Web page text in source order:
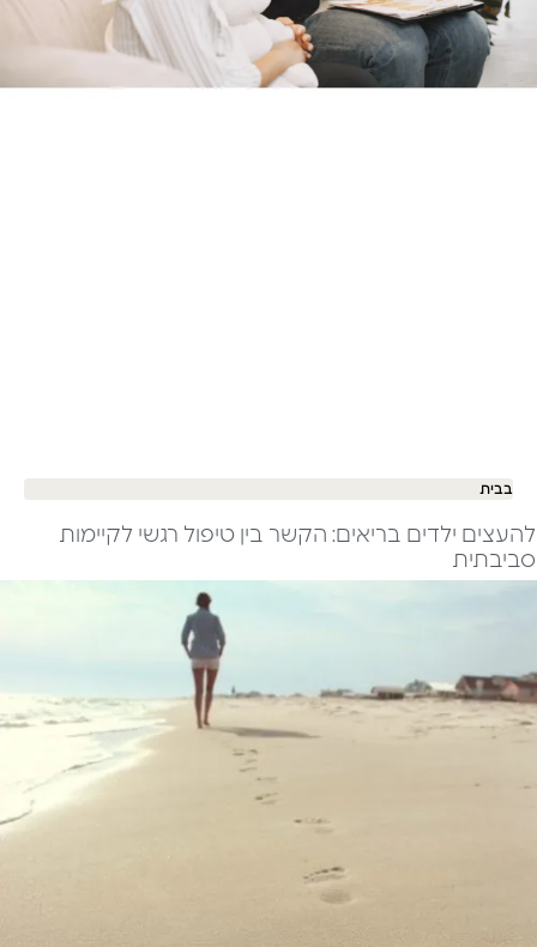
בבית
להעצים ילדים בריאים: הקשר בין טיפול רגשי לקיימות
סביבתית​